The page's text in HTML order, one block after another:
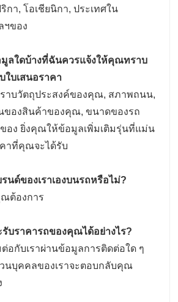
กา, โอเชียนิกา, ประเทศใน
ฯของ
ลใดบ้างที่ฉันควรแจ้งให้คุณทราบ
ใบเสนอราคา
ราบวัตถุประสงค์ของคุณ, สภาพถนน,
ของสินค้าของคุณ, ขนาดของรถ
อง ยิ่งคุณให้ข้อมูลเพิ่มเติมรุ่นที่แม่น
าที่คุณจะได้รับ
นด์ของเราเองบนรถหรือไม่?
ต้องการ
บราคารถของคุณได้อย่างไร?
อกับเราผ่านข้อมูลการติดต่อใด ๆ
นบุคคลของเราจะตอบกลับคุณ